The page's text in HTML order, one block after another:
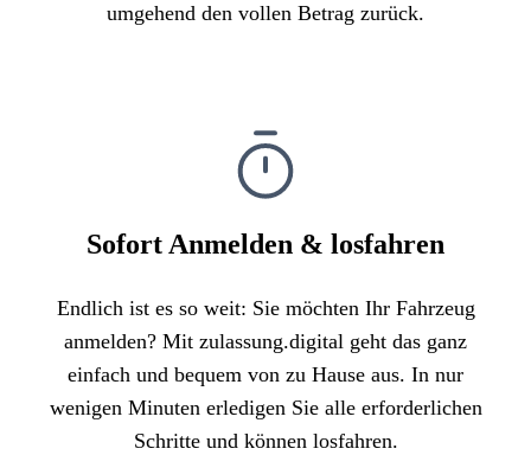
umgehend den vollen Betrag zurück.
Sofort Anmelden & losfahren
Endlich ist es so weit: Sie möchten Ihr Fahrzeug
anmelden? Mit zulassung.digital geht das ganz
einfach und bequem von zu Hause aus. In nur
wenigen Minuten erledigen Sie alle erforderlichen
Schritte und können losfahren.